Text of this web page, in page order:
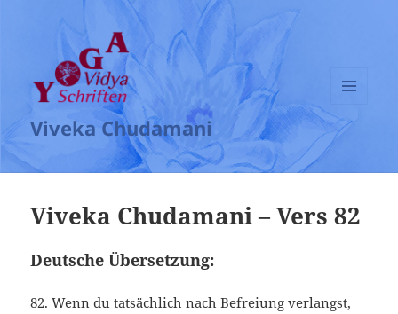
Viveka Chudamani
UND
WIDGETS
Viveka Chudamani – Vers 82
Deutsche Übersetzung:
82. Wenn du tatsächlich nach Befreiung verlangst,